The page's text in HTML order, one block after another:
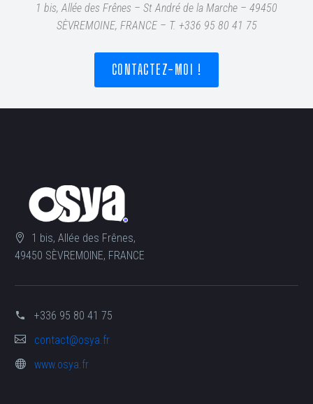
1 bis, Allée des Frênes – St André de la Marche – 49450
SÈVREMOINE, FRANCE – T. +336 95 80 41 75
CONTACTEZ-MOI !
1 bis, Allée des Frênes,
49450 SÈVREMOINE, FRANCE
+336 95 80 41 75
contact@osya.fr
www.osya.fr